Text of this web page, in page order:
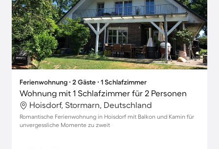
Ferienwohnung ∙ 2 Gäste ∙ 1 Schlafzimmer
Wohnung mit 1 Schlafzimmer für 2 Personen
Hoisdorf, Stormarn, Deutschland
Romantische Ferienwohnung in Hoisdorf mit Balkon und Kamin für
unvergessliche Momente zu zweit